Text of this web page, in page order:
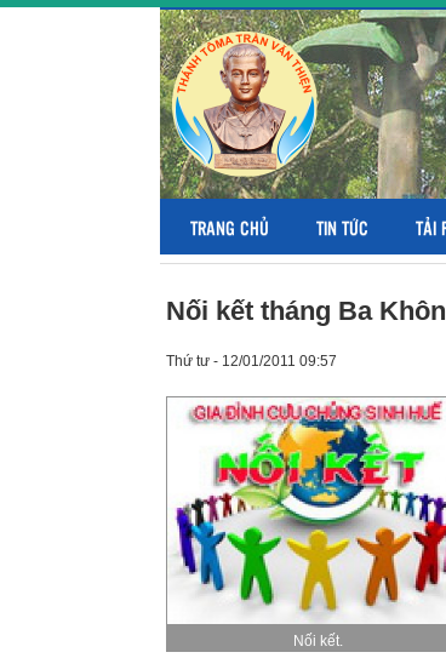
TRANG CHỦ TIN TỨC TẢI
Nối kết tháng Ba
Thứ tư - 12/01/2011 09:57
Nối kết.